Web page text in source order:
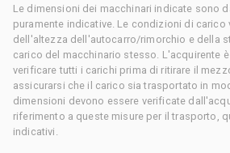
Le dimensioni dei macchinari indicate sono
puramente indicative. Le condizioni di carico
dell'altezza dell'autocarro/rimorchio e della
carico del macchinario stesso. L'acquirente
verificare tutti i carichi prima di ritirare il
assicurarsi che il carico sia trasportato in
dimensioni devono essere verificate
riferimento a queste misure per il trasporto,
indicativi.